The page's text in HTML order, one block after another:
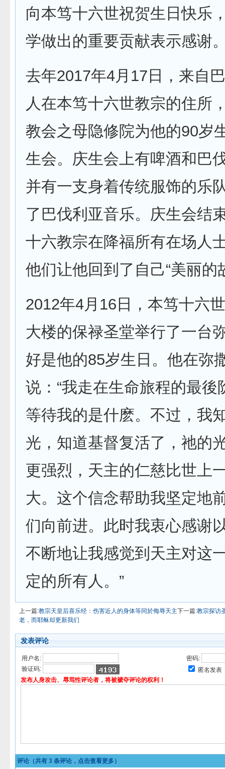
向本笃十六世祝贺生日快乐
学做出的重要贡献表示感谢
去年2017年4月17日，来自
人在本笃十六世教宗的住所
教会之母隐修院为他的90岁
生会。庆生会上有啤酒和巴
并有一支身着传统服饰的乐
了巴伐利亚音乐。庆生会结
十六教宗在降福所有在场人
他们让他回到了自己“美丽的
2012年4月16日，本笃十六
大楼的保禄圣堂举行了一台
好是他的85岁生日。他在弥
说：“我走在生命旅程的最後
等待我的是什麽。不过，我
光，知道基督复活了，祂的
更强烈，天主的仁慈比世上
大。这个信念帮助我坚定地
们向前进。此时我衷心感谢
不断地让我感觉到天主对这
定的所有人。”
上一篇:教宗天皇后喜乐经：伤害近人的身体等同於侮辱天主下一篇:教宗探访
老，而耶稣却更新我们
发表评论
用户名:
密码:
验证码:
匿名发表
发布人身攻击、辱骂性评论者，将被褫夺评论的权利！
评论（共有 3 条评论，点击查看更多）